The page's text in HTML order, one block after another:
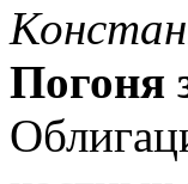
Погоня